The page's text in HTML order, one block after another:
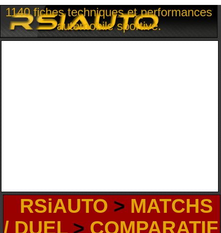
1140 fiches techniques et performances
automobile sportive.
RSiAUTO > MATCHS
/ DUEL> COMPARATIF